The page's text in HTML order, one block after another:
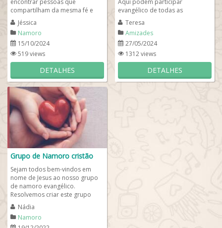
encontrar pessoas que
compartilham da mesma fé e
valores? No nosso grupo de
namoro evangélico, você...
Jéssica
Namoro
15/10/2024
519 views
DETALHES
Aqui podem participar
evangélico de todas as
denominações cristãs desde que
mantenham o respeito com as...
Teresa
Amizades
27/05/2024
1312 views
DETALHES
Grupo de Namoro cristão
Sejam todos bem-vindos em
nome de Jesus ao nosso grupo
de namoro evangélico.
Resolvemos criar este grupo
para conectar varões e varoas
de mesma denominação...
Nádia
Namoro